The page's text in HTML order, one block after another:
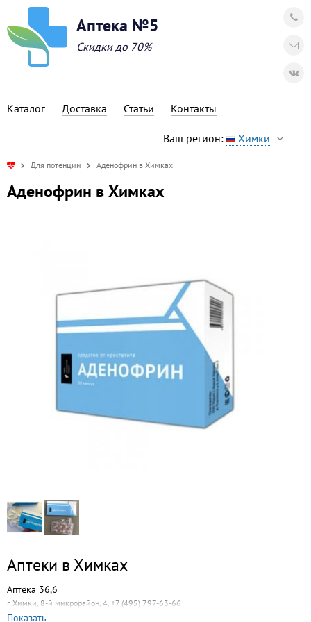
Аптека №5
Скидки до 70%
Каталог Доставка Статьи Контакты
Ваш регион: Химки
Для потенции Аденофрин в Химках
Аденофрин в Химках
Аптеки в Химках
Аптека 36,6
г. Химки, 8-й микрорайон, 4, +7 (495) 797-63-66
Показать